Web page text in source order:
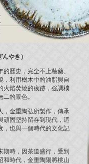
やき）
歷史，完全不上釉藥、
，利用樹木中的油脂與自
火焰焚燒的痕跡，強調樸
的景色。
，金重陶弘所製作，傳承
頑固堅持留存到現代，這
，也與一個時代的文化記
期時，因茶道盛行，受到
和時代，金重陶陽將桃山